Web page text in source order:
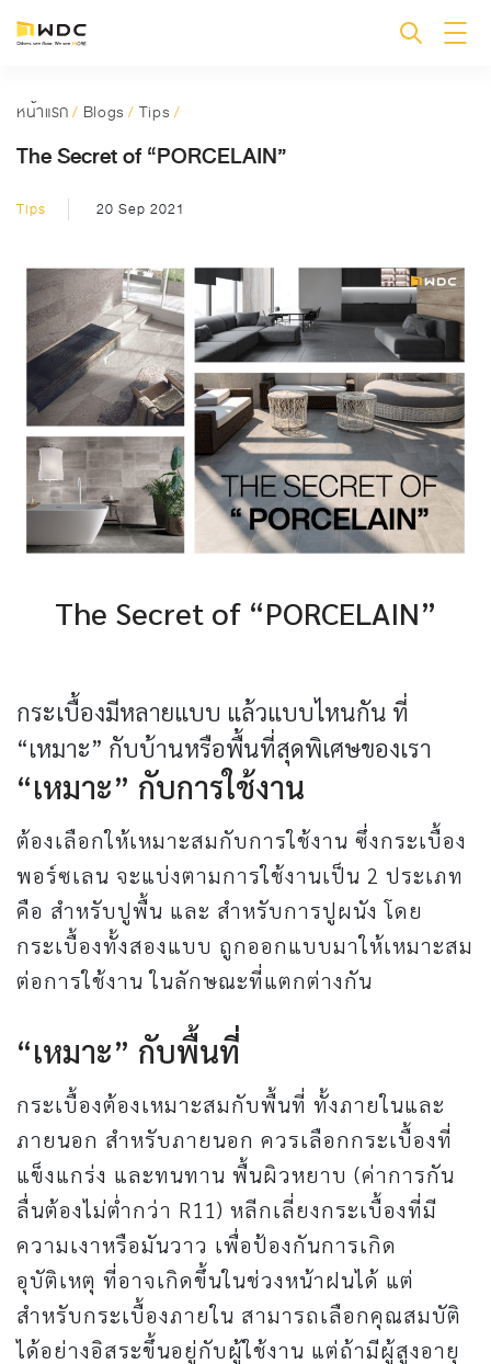
หน้าแรก/ Blogs / Tips /
The Secret of “PORCELAIN”
Tips 20 Sep 2021
The Secret of “PORCELAIN”
กระเบื้องมีหลายแบบ แล้วแบบไหนกัน ที่
“เหมาะ” กับบ้านหรือพื้นที่สุดพิเศษของเรา
“เหมาะ” กับการใช้งาน
ต้องเลือกให้เหมาะสมกับการใช้งาน ซึ่งกระเบื้อง
พอร์ซเลน จะแบ่งตามการใช้งานเป็น 2 ประเภท
คือ สำหรับปูพื้น และ สำหรับการปูผนัง โดย
กระเบื้องทั้งสองแบบ ถูกออกแบบมาให้เหมาะสม
ต่อการใช้งาน ในลักษณะที่แตกต่างกัน
“เหมาะ” กับพื้นที่
กระเบื้องต้องเหมาะสมกับพื้นที่ ทั้งภายในและ
ภายนอก สำหรับภายนอก ควรเลือกกระเบื้องที่
แข็งแกร่ง และทนทาน พื้นผิวหยาบ (ค่าการกัน
ลื่นต้องไม่ต่ำกว่า R11) หลีกเลี่ยงกระเบื้องที่มี
ความเงาหรือมันวาว เพื่อป้องกันการเกิด
อุบัติเหตุ ที่อาจเกิดขึ้นในช่วงหน้าฝนได้ แต่
สำหรับกระเบื้องภายใน สามารถเลือกคุณสมบัติ
ได้อย่างอิสระขึ้นอยู่กับผู้ใช้งาน แต่ถ้ามีผู้สูงอายุ